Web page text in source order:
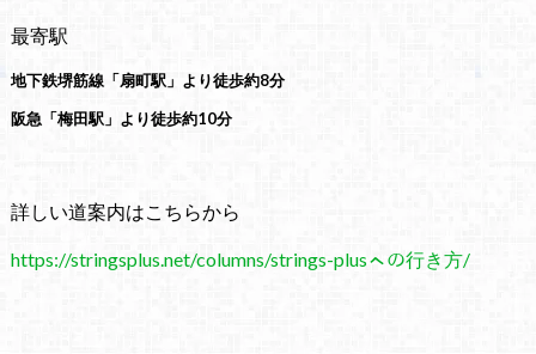
最寄駅
地下鉄堺筋線「扇町駅」より徒歩約8分
阪急「梅田駅」より徒歩約10分
詳しい道案内はこちらから
https://stringsplus.net/columns/strings-plusㇸの行き方/